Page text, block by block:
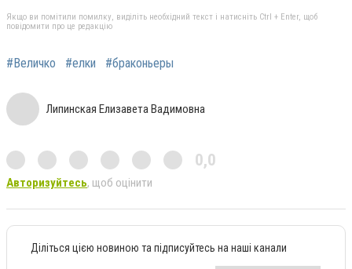
Якщо ви помітили помилку, виділіть необхідний текст і натисніть Ctrl + Enter, щоб
повідомити про це редакцію
#Величко #елки #браконьеры
Липинская Елизавета Вадимовна
0,0
Авторизуйтесь, щоб оцінити
Діліться цією новиною та підписуйтесь на наші канали